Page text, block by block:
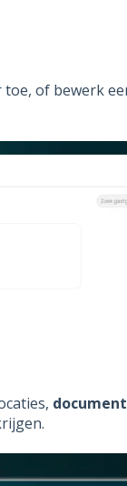
of bewerk